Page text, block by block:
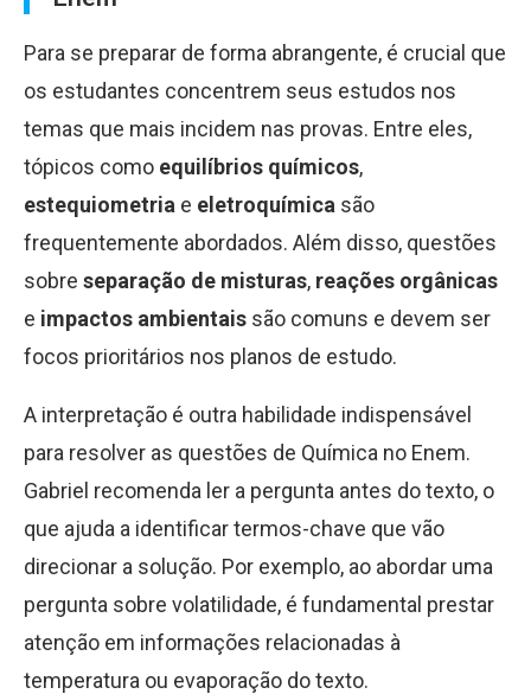
Para se preparar de forma abrangente, é crucial que
os estudantes concentrem seus estudos nos
temas que mais incidem nas provas. Entre eles,
tópicos como equilíbrios químicos,
estequiometria e eletroquímica são
frequentemente abordados. Além disso, questões
sobre separação de misturas, reações orgânicas
e impactos ambientais são comuns e devem ser
focos prioritários nos planos de estudo.
A interpretação é outra habilidade indispensável
para resolver as questões de Química no Enem.
Gabriel recomenda ler a pergunta antes do texto, o
que ajuda a identificar termos-chave que vão
direcionar a solução. Por exemplo, ao abordar uma
pergunta sobre volatilidade, é fundamental prestar
atenção em informações relacionadas à
temperatura ou evaporação do texto.